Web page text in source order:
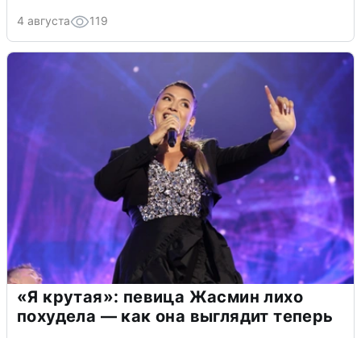
4 августа 119
«Я крутая»: певица Жасмин лихо
похудела — как она выглядит теперь